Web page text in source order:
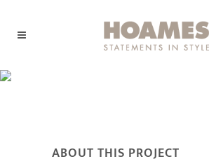
ABOUT THIS PROJECT